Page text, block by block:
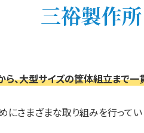
三裕製作
、大型サイズの筐体組立まで一
にさまざまな取り組みを行ってい